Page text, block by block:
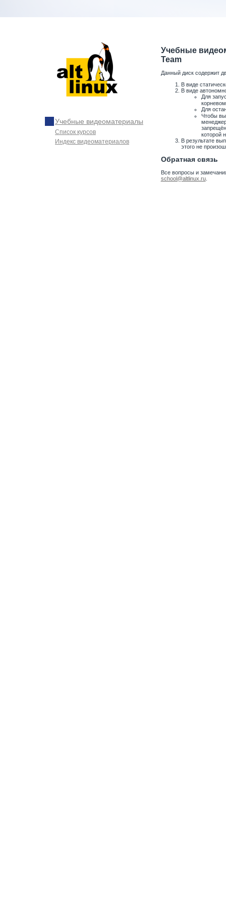
Учебные видеоматериалы
Список курсов
Индекс видеоматериалов
Учебные
Team
Данный диск содержит
В виде
В виде
Для
Для
Чтобы
которой
В результате
этого не
Обратная связь
Все вопросы и
school@altlinux.ru.